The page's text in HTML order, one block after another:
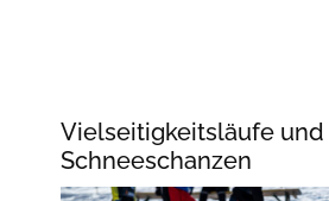
Vielseitigkeitsläufe und
Schneeschanzen